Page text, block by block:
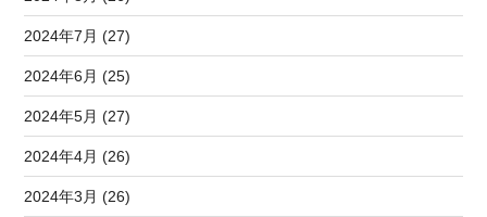
2024年7月 (27)
2024年6月 (25)
2024年5月 (27)
2024年4月 (26)
2024年3月 (26)